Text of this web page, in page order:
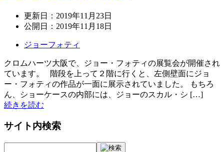
更新日： 2019年11月23日
公開日： 2019年11月18日
ジョーフォティ
クロムハーツ大阪で、ジョー・フォティの展覧会が開催され
ています。 階段を上って２階に行くと、左側壁面にジョ
ー・フォティの作品が一面に展示されていました。 もちろ
ん、ショーケースの内部には、ジョーのスカル・シ […]
続きを読む
サイト内検索